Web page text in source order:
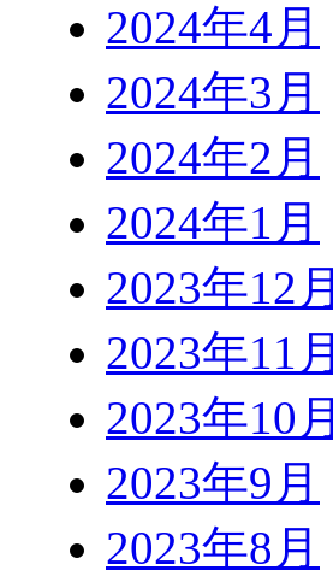
2024年4月
2024年3月
2024年2月
2024年1月
2023年12月
2023年11月
2023年10月
2023年9月
2023年8月